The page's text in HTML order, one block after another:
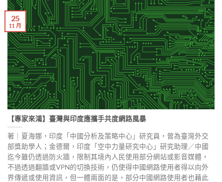
【專家來鴻】臺灣與印度應攜手共度網路風暴
著｜夏海娜，印度「中國分析及策略中心」研究員，曾為臺灣外交
部獎助學人；金德爾，印度「空中力量研究中心」研究助理／中國
迄今雖仍透過防火牆，限制其境內人民使用部分網站或影音媒體，
不過透過翻牆或VPN的切換技術，仍使得中國網路使用者得以向外
界傳遞或使用資訊，但一體兩面的是，部分中國網路使用者也藉此
25
11 月